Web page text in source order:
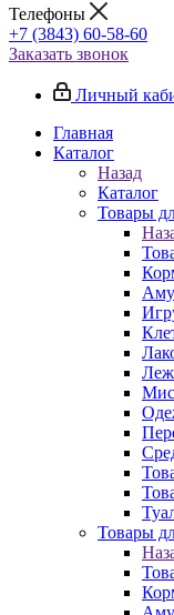
Телефоны
+7 (3843) 60-58-60
Заказать звонок
Личный
Главная
Каталог
Назад
Каталог
Товары
Товары